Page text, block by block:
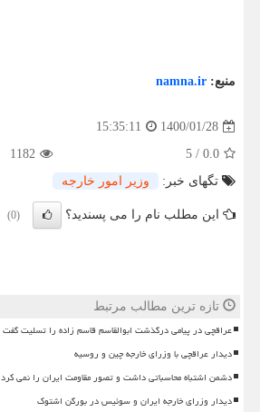
منبع: namna.ir
1400/01/28
15:35:11
0.0
/
5
1182
تگهای خبر:
وزیر امور خارجه
این مطلب نام را می پسندید؟ (0)
تازه ترین مطالب مرتبط
عراقچی در پیامی درگذشت ابوالقاسم قاسم زاده را تسلیت گفت
دیدار عراقچی با وزرای خارجه چین و روسیه
دشمن اشتباه محاسباتی داشت و تصور مقاومت ایران را نمی کرد
دیدار وزرای خارجه ایران و سوئیس در بورگن اشتوک